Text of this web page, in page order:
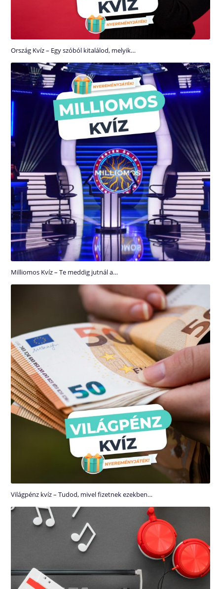
Ország Kvíz – Egy szóból kitalálod, melyik…
Milliomos Kvíz – Te meddig jutnál a…
Világpénz kvíz – Tudod, mivel fizetnek ezekben…